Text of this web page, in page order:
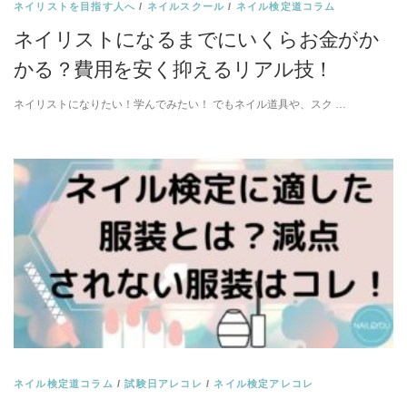
ネイリストを目指す人へ / ネイルスクール / ネイル検定道コラム
ネイリストになるまでにいくらお金がか
かる？費用を安く抑えるリアル技！
ネイリストになりたい！学んでみたい！ でもネイル道具や、スク …
ネイル検定道コラム /試験日アレコレ /ネイル検定アレコレ